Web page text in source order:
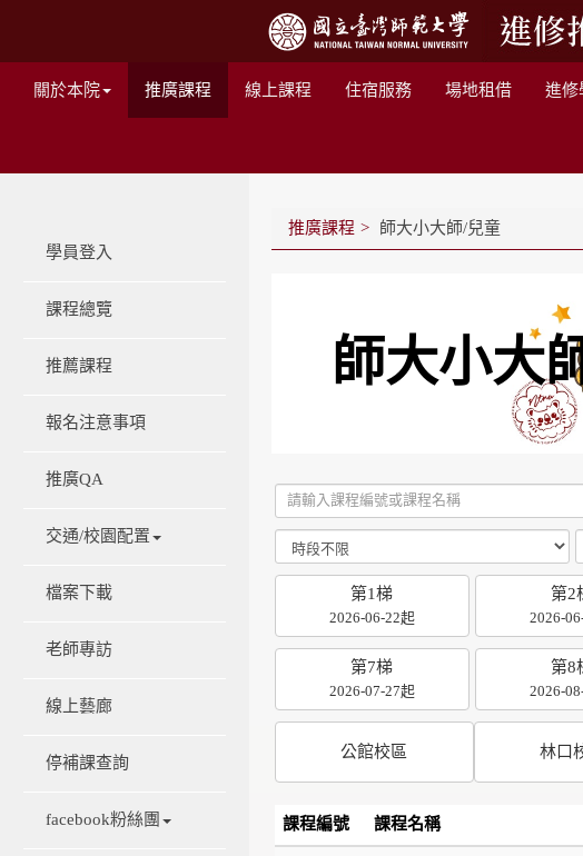
關於本院 推廣課程 線上課程 住宿服務 場地租借 進修
學員登入
課程總覽
推薦課程
報名注意事項
推廣QA
交通/校園配置
檔案下載
老師專訪
線上藝廊
停補課查詢
facebook粉絲團
推廣課程 師大小大師/兒童
師大小大
第1梯
2026-06-22起
第2
2026-
第7梯
2026-07-27起
第8
2026-
公館校區 林口
課程編號 課程名稱